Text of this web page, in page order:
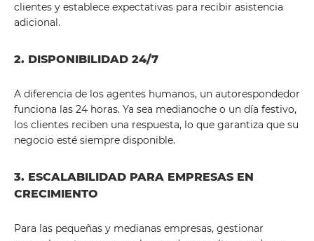
clientes y establece expectativas para recibir asistencia
adicional.
2. DISPONIBILIDAD 24/7
A diferencia de los agentes humanos, un autorespondedor
funciona las 24 horas. Ya sea medianoche o un día festivo,
los clientes reciben una respuesta, lo que garantiza que su
negocio esté siempre disponible.
3. ESCALABILIDAD PARA EMPRESAS EN
CRECIMIENTO
Para las pequeñas y medianas empresas, gestionar